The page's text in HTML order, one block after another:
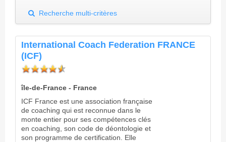
Recherche multi-critères
International Coach Federation FRANCE
(ICF)
île-de-France - France
ICF France est une association française
de coaching qui est reconnue dans le
monte entier pour ses compétences clés
en coaching, son code de déontologie et
son programme de certification. Elle